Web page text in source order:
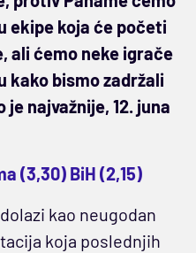
ekipe koja će početi
ali ćemo neke igrače
kako bismo zadržali
najvažnije, 12. juna
(3,30) BiH (2,15)
kao neugodan
koja poslednjih